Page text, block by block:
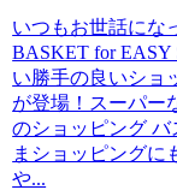
いつもお世話にな
BASKET for EASY
い勝手の良いショ
が登場！スーパー
のショッピング バ
まショッピングに
や...